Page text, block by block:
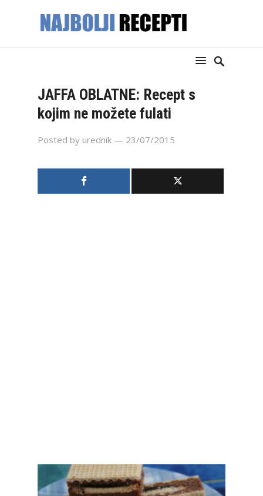
JAFFA OBLATNE: Recept s
kojim ne možete fulati
Posted by urednik — 23/07/2015